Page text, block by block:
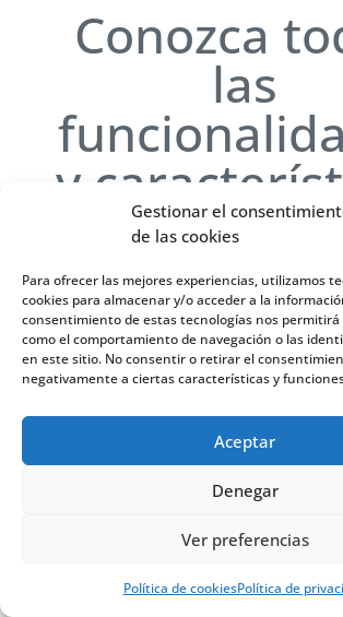
Gestionar el
de las cookies
Para ofrecer las mejores experiencias, utilizamos
cookies para almacenar y/o acceder a la
consentimiento de estas tecnologías nos permitirá
como el comportamiento de navegación o las
en este sitio. No consentir o retirar el
negativamente a ciertas características y
Aceptar
Denegar
Ver preferencias
Política de cookiesPolítica de
Conozca
las
y
técnicas
UDS
Descubra
soluciones
para cada sector